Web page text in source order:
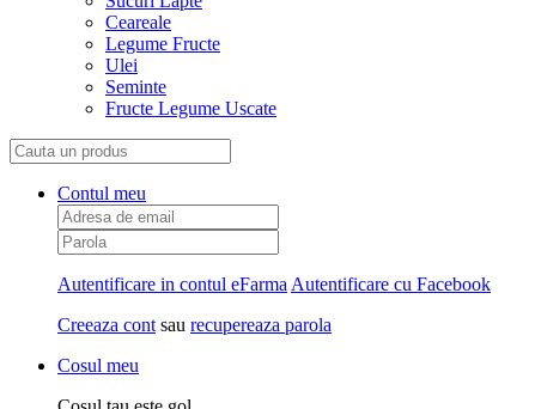
Ceareale
Legume Fructe
Ulei
Seminte
Fructe Legume Uscate
Contul meu
Autentificare in contul eFarma Autentificare cu Facebook
Creeaza cont sau recupereaza parola
Cosul meu